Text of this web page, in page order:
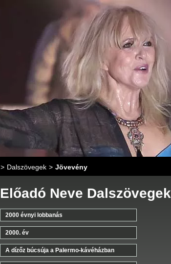
> Dalszövegek > Jövevény
Előadó Neve Dalszövegek
2000 évnyi lobbanás
2000. év
A dízőz búcsúja a Palermo-kávéházban